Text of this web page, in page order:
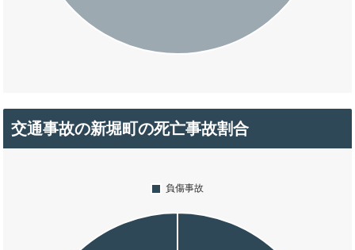
交通事故の新堀町の死亡事故割合